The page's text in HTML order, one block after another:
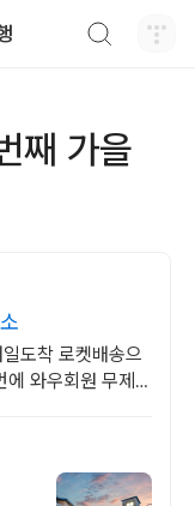
째 가을
도착 로켓배송으
와우회원 무제한